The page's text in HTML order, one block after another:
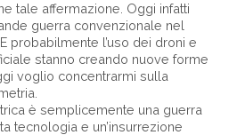
tale affermazione. Oggi infatti
guerra convenzionale nel
probabilmente l’uso dei droni e
stanno creando nuove forme
voglio concentrarmi sulla
è semplicemente una guerra
tecnologia e un’insurrezione